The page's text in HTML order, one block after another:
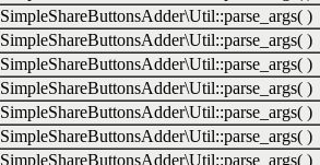
SimpleShareButtonsAdder\Util::parse_args( )
SimpleShareButtonsAdder\Util::parse_args( )
SimpleShareButtonsAdder\Util::parse_args( )
SimpleShareButtonsAdder\Util::parse_args( )
SimpleShareButtonsAdder\Util::parse_args( )
SimpleShareButtonsAdder\Util::parse_args( )
SimpleShareButtonsAdder\Util::parse_args( )